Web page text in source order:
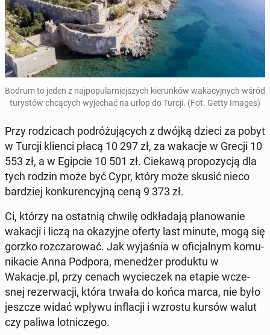
Bodrum to jeden z naj­po­pu­lar­niej­szych kie­run­ków wa­ka­cyj­nych wśród
tu­ry­stów chcą­cych wy­je­chać na urlop do Turcji. (Fot. Getty Images)
Przy ro­dzi­cach po­dró­żu­ją­cych z dwójką dzieci za pobyt
w Turcji klienci płacą 10 297 zł, za wakacje w Grecji 10
553 zł, a w Egipcie 10 501 zł. Ciekawą pro­po­zy­cją dla
tych rodzin może być Cypr, który może skusić nieco
bar­dziej kon­ku­ren­cyj­ną ceną 9 373 zł.
Ci, którzy na ostat­nią chwilę od­kła­da­ją pla­no­wa­nie
wakacji i liczą na oka­zyj­ne oferty last minute, mogą się
gorzko roz­cza­ro­wać. Jak wy­ja­śnia w ofi­cjal­nym ko­mu­
ni­ka­cie Anna Podpora, me­ne­dżer pro­duk­tu w
Wakacje.pl, przy cenach wy­cie­czek na etapie wcze­
snej re­zer­wa­cji, która trwała do końca marca, nie było
jeszcze widać wpływu in­fla­cji i wzrostu kursów walut
czy paliwa lot­ni­cze­go.